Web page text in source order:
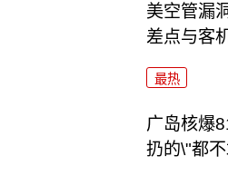
美空管漏
差点与客
最热
广岛核爆
扔的\"都不